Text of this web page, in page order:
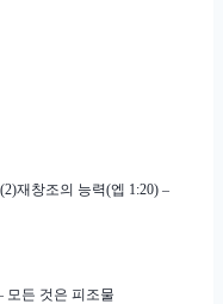
(2)재창조의 능력(엡 1:20) –
모든 것은 피조물